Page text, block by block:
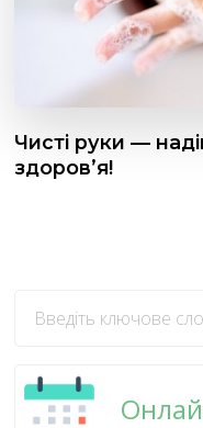
Чисті руки —
здоров’я!
щось?